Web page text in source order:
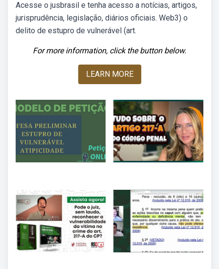
Acesse o jusbrasil e tenha acesso a notícias, artigos,
jurisprudência, legislação, diários oficiais. Web3) o
delito de estupro de vulnerável (art.
For more information, click the button below.
LEARN MORE